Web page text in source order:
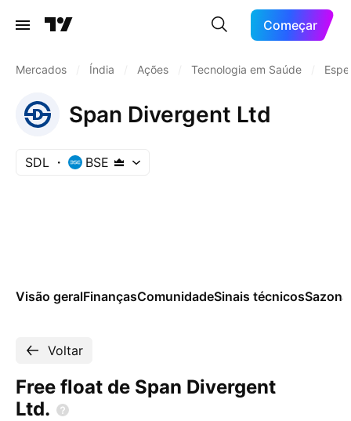
Começar
Mercados Índia Ações Tecnologia em Saúde
Span Divergent Ltd
SDL BSE
Visão geralFinançasComunidadeSinais técnicos
Voltar
Free float de Span Divergent
Ltd.